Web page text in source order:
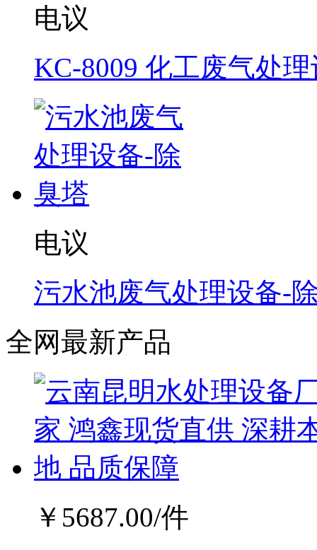
电议
KC-8009 化工废气处
电议
污水池废气处理设备-
全网最新产品
￥ 5687.00/件